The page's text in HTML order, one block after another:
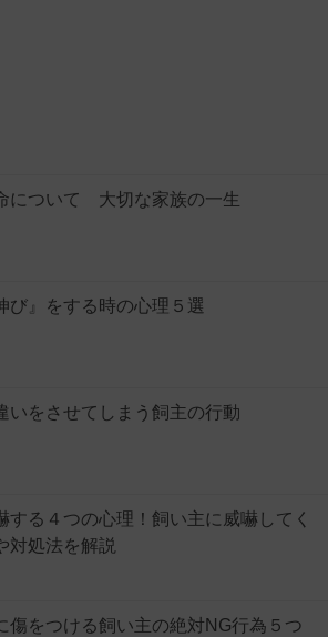
について 大切な家族の一生
び』をする時の心理５選
いをさせてしまう飼主の行動
する４つの心理！飼い主に威嚇してく
対処法を解説
傷をつける飼い主の絶対NG行為５つ